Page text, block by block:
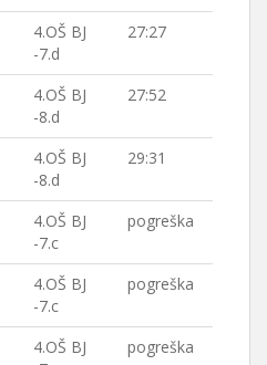
4.OŠ BJ
-7.d
27:27
4.OŠ BJ
-8.d
27:52
4.OŠ BJ
-8.d
29:31
4.OŠ BJ
-7.c
pogreška
4.OŠ BJ
-7.c
pogreška
4.OŠ BJ
pogreška